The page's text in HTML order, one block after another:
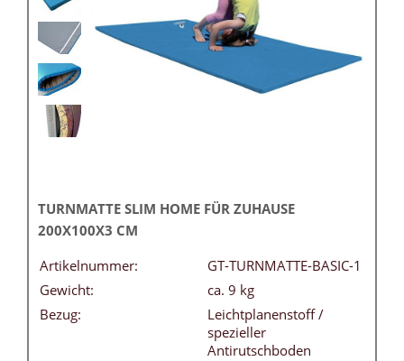
TURNMATTE SLIM HOME FÜR ZUHAUSE
200X100X3 CM
Artikelnummer:
GT-TURNMATTE-BASIC-1
Gewicht:
ca. 9 kg
Bezug:
Leichtplanenstoff /
spezieller
Antirutschboden